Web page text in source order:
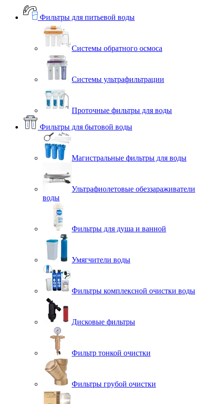
Фильтры для питьевой воды
Системы обратного осмоса
Системы ультрафильтрации
Проточные фильтры для воды
Фильтры для бытовой воды
Магистральные фильтры для воды
Ультрафиолетовые обеззараживатели
воды
Фильтры для душа и ванной
Умягчители воды
Фильтры комплексной очистки воды
Дисковые фильтры
Фильтр тонкой очистки
Фильтры грубой очистки